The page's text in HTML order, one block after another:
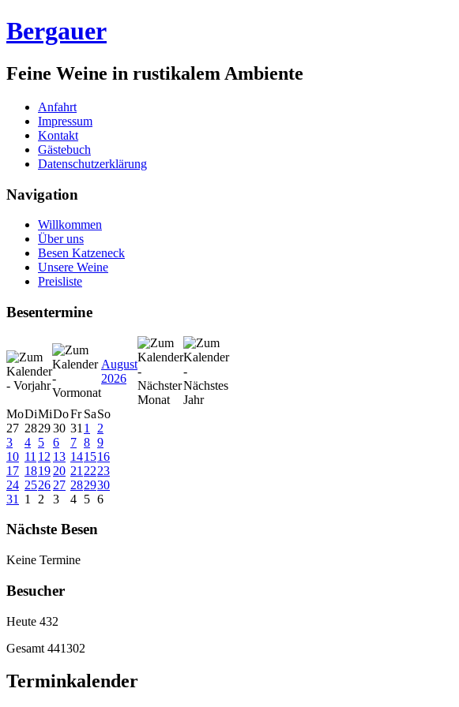
Bergauer
Feine Weine in rustikalem Ambiente
Anfahrt
Impressum
Kontakt
Gästebuch
Datenschutzerklärung
Navigation
Willkommen
Über uns
Besen Katzeneck
Unsere Weine
Preisliste
Besentermine
August
2026
MoDiMiDoFr SaSo
27 282930 31 1
2
3
4 5 6 7 8 9
10 11 12 13 141516
17 1819 20 21 2223
24 2526 27 282930
31
1 2 3 4 5 6
Nächste Besen
Keine Termine
Besucher
Heute 432
Gesamt 441302
Terminkalender